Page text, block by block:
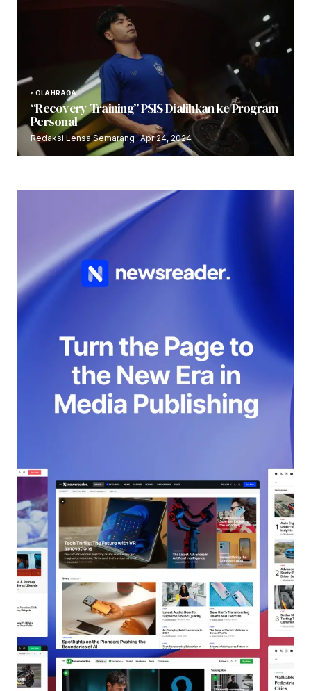
OLAHRAGA
“Recovery Training” PSIS Dialihkan ke Program
Personal
Redaksi Lensa Semarang Apr 24, 2024